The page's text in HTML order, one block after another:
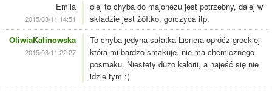
Emila
2015/03/11 14:51
olej to chyba do majonezu jest potrzebny, dalej w
składzie jest żółtko, gorczyca itp.
OliwiaKalinowska
2015/03/11 22:27
To chyba jedyna sałatka Lisnera opróćz greckiej
która mi bardzo smakuje, nie ma chemicznego
posmaku. Niestety dużo kalorii, a najeść się nie
idzie tym :(